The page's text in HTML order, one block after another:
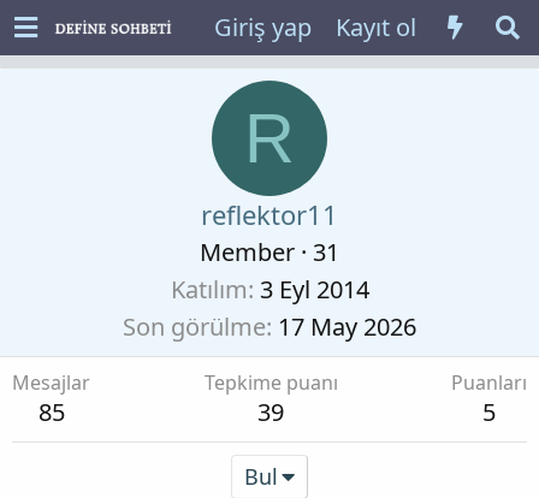
Giriş yap Kayıt ol
R
reflektor11
Member · 31
Katılım 3 Eyl 2014
Son görülme 17 May 2026
Mesajlar
85
Tepkime puanı
39
Puanları
5
Bul